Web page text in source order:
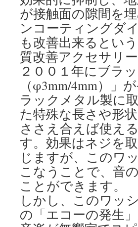
が接触面の隙間を
ンコーティングダ
も改善出来るとい
質改善アクセサリー
２００１年にブラ
（φ3mm/4mm）
ラックメタル製に
た特殊な長さや形
ささえ合えば使え
す。効果はネジを
じますが、このワ
こなうことで、音
ことができます。
しかし、このワッ
の「エコーの発生